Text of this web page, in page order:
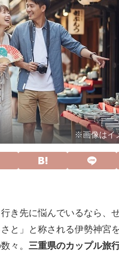
※画像はイ
き先に悩んでいるなら、
と」と称される伊勢神宮
々。 三重県のカップル旅